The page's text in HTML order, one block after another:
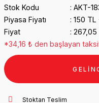
Stok Kodu
AKT-
Piyasa Fiyatı
150
Fiyat
267,05
*34,16 ₺ den başlayan
Stoktan Teslim